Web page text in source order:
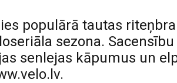
populārā tautas
sezona.
senlejas kāpumus un